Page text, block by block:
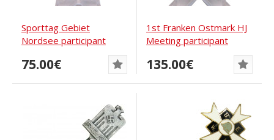
Sporttag Gebiet
Nordsee participant
badge, Jadestadt 1936
75.00€
1st Franken Ostmark HJ
Meeting participant
135.00€